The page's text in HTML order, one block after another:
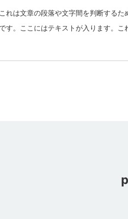
れは文章の段落や文字間を判断する
す。ここにはテキストが入ります。